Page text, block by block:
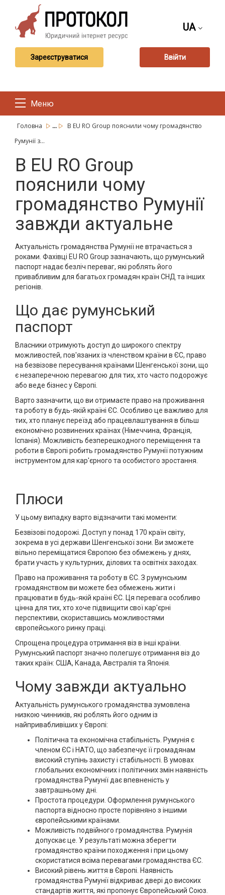
UA
Зареєструватися Ввійти
Меню
Головна ...
В EU RO Group пояснили чому громадянство
Румунії з...
В EU RO Group
пояснили чому
громадянство Румунії
завжди актуальне
Актуальність громадянства Румунії не втрачається з
роками. Фахівці EU RO Group зазначають, що румунський
паспорт надає безліч переваг, які роблять його
привабливим для багатьох громадян країн СНД та інших
регіонів.
Що дає румунський
паспорт
Власники отримують доступ до широкого спектру
можливостей, пов'язаних із членством країни в ЄС, право
на безвізове пересування країнами Шенгенської зони, що
є незаперечною перевагою для тих, хто часто подорожує
або веде бізнес у Європі.
Варто зазначити, що ви отримаєте право на проживання
та роботу в будь-якій країні ЄС. Особливо це важливо для
тих, хто планує переїзд або працевлаштування в більш
економічно розвинених країнах (Німеччина, Франція,
Іспанія). Можливість безперешкодного переміщення та
роботи в Європі робить громадянство Румунії потужним
інструментом для кар'єрного та особистого зростання.
Плюси
У цьому випадку варто відзначити такі моменти:
Безвізові подорожі. Доступ у понад 170 країн світу,
зокрема в усі держави Шенгенської зони. Ви зможете
вільно переміщатися Європою без обмежень у днях,
брати участь у культурних, ділових та освітніх заходах.
Право на проживання та роботу в ЄС. З румунським
громадянством ви можете без обмежень жити і
працювати в будь-якій країні ЄС. Ця перевага особливо
цінна для тих, хто хоче підвищити свої кар'єрні
перспективи, скориставшись можливостями
європейського ринку праці.
Спрощена процедура отримання віз в інші країни.
Румунський паспорт значно полегшує отримання віз до
таких країн: США, Канада, Австралія та Японія.
Чому завжди актуально
Актуальність румунського громадянства зумовлена
низкою чинників, які роблять його одним із
найпривабливіших у Європі:
Політична та економічна стабільність. Румунія є
членом ЄС і НАТО, що забезпечує її громадянам
високий ступінь захисту і стабільності. В умовах
глобальних економічних і політичних змін наявність
громадянства Румунії дає впевненість у
завтрашньому дні.
Простота процедури. Оформлення румунського
паспорта відносно просте порівняно з іншими
європейськими країнами.
Можливість подвійного громадянства. Румунія
допускає це. У результаті можна зберегти
громадянство країни походження і при цьому
скористатися всіма перевагами громадянства ЄС.
Високий рівень життя в Європі. Наявність
громадянства Румунії відкриває двері до високих
стандартів життя, які пропонує Європейський Союз.